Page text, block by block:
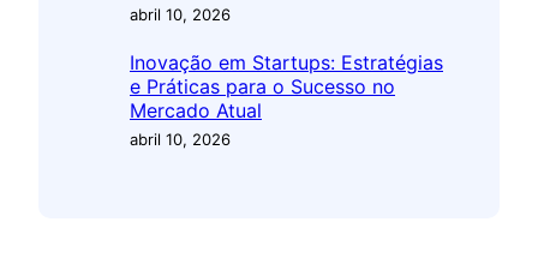
abril 10, 2026
Inovação em Startups: Estratégias
e Práticas para o Sucesso no
Mercado Atual
abril 10, 2026